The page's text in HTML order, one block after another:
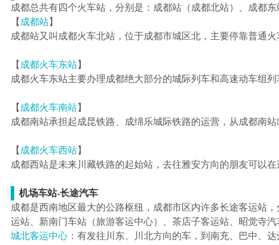
成都总共有四个火车站，分别是：成都站（成都北站）、成都东
【 成都站】
成都站又叫成都火车北站，位于成都市城区北，主要停靠普通火
【 成都火车东站】
成都火车东站主要办理成都绝大部分的城际列车和高速动车组
【 成都火车南站】
成都南站承担起成昆铁路、成绵乐城际铁路的运营，从成都南
【 成都火车西站】
成都西站是未来川藏铁路的起始站，去往雅安方向的朋友可以在
机场车站-长途汽车
成都是西南地区最大的公路枢纽，成都市区内许多长途客运站
运站、新南门车站（旅游客运中心）、茶店子客运站、昭觉寺汽
城北客运中心 ：有发往川东、川北方向的车，到南充、巴中、达